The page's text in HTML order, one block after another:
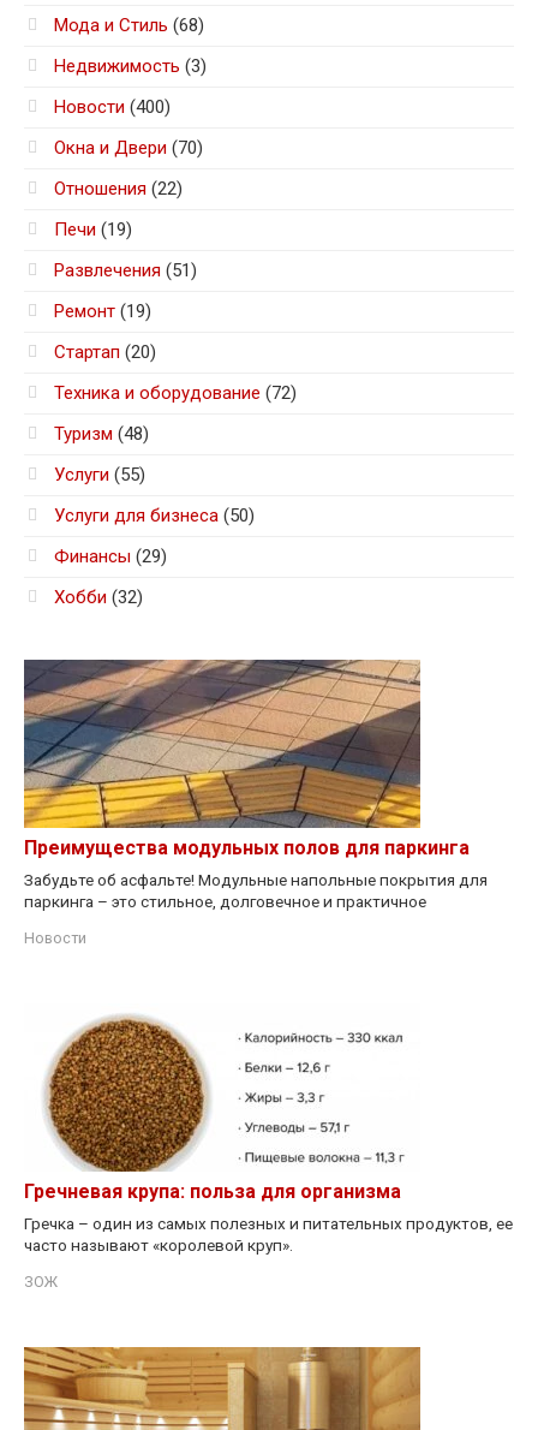
Мода и Стиль (68)
Недвижимость (3)
Новости (400)
Окна и Двери (70)
Отношения (22)
Печи (19)
Развлечения (51)
Ремонт (19)
Стартап (20)
Техника и оборудование (72)
Туризм (48)
Услуги (55)
Услуги для бизнеса (50)
Финансы (29)
Хобби (32)
Преимущества модульных полов для паркинга
Забудьте об асфальте! Модульные напольные покрытия для
паркинга – это стильное, долговечное и практичное
Новости
Гречневая крупа: польза для организма
Гречка – один из самых полезных и питательных продуктов, ее
часто называют «королевой круп».
ЗОЖ